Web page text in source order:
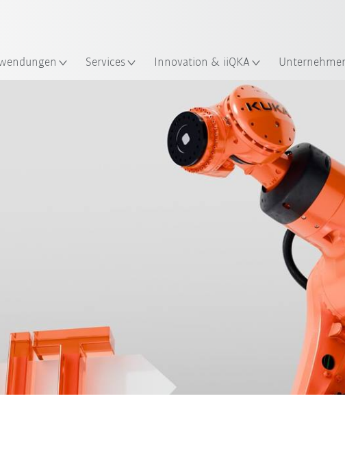
Services Innovation & iiQKA